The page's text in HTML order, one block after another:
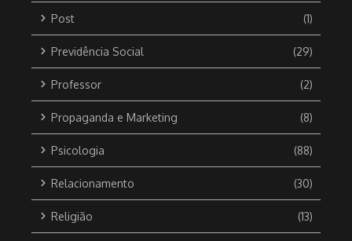
Post (1)
Previdência Social (29)
Professor (2)
Propaganda e Marketing (8)
Psicologia (88)
Relacionamento (30)
Religião (13)